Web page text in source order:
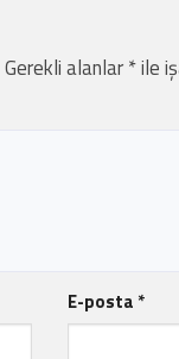
Gerekli alanlar*ile
E-posta *